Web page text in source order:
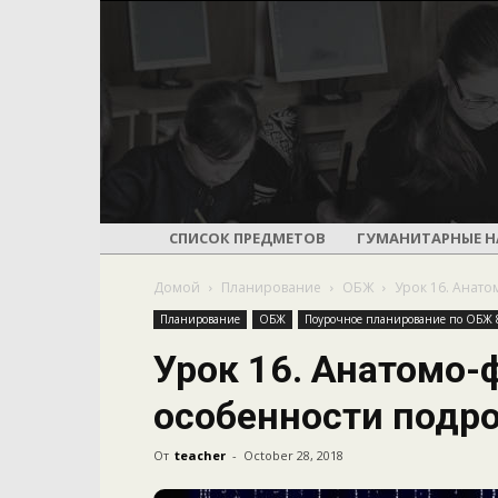
СПИСОК ПРЕДМЕТОВ ГУМАНИТАРНЫЕ
Домой Планирование ОБЖ Урок 16.
Планирование ОБЖ Поурочное планирование по ОБЖ
Урок 16. Анатомо-
особенности
От teacher - October 28, 2018